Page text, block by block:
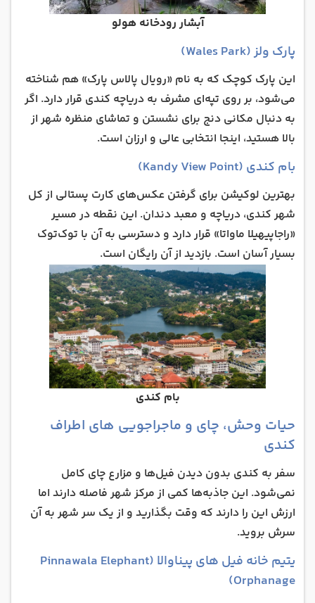
آبشار رودخانه هولو
پارک ولز (Wales Park)
این پارک کوچک که به نام «رویال پالاس پارک» هم شناخته
می‌شود، بر روی تپه‌ای مشرف به دریاچه کندی قرار دارد. اگر
به دنبال مکانی دنج برای نشستن و تماشای منظره شهر از
بالا هستید، اینجا انتخابی عالی و ارزان است.
بام کندی (Kandy View Point)
بهترین لوکیشن برای گرفتن عکس‌های کارت پستالی از کل
شهر کندی، دریاچه و معبد دندان. این نقطه در مسیر
«راجاپیهیلا ماواتا» قرار دارد و دسترسی به آن با توک‌توک
بسیار آسان است. بازدید از آن رایگان است.
بام کندی
حیات وحش، چای و ماجراجویی‌ های اطراف
کندی
سفر به کندی بدون دیدن فیل‌ها و مزارع چای کامل
نمی‌شود. این جاذبه‌ها کمی از مرکز شهر فاصله دارند اما
ارزش این را دارند که وقت بگذارید و از یک سر شهر به آن
سرش بروید.
یتیم خانه فیل‌ های پیناوالا (Pinnawala Elephant
Orphanage)